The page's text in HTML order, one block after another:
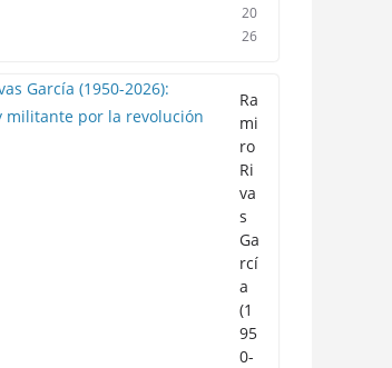
20
26
Ra
mi
ro
Ri
va
s
Ga
rcí
a
(1
95
0-